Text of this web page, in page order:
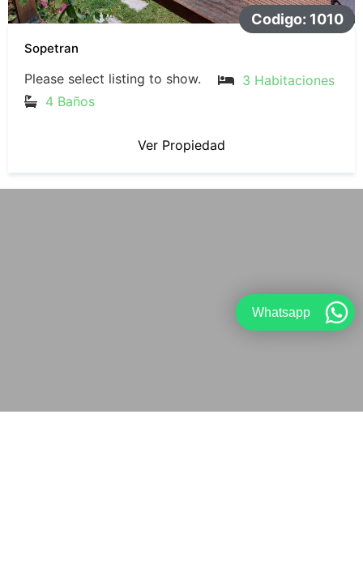
Codigo: 1010
Sopetran
Please select listing to show.
3 Habitaciones
4 Baños
Ver Propiedad
Whatsapp